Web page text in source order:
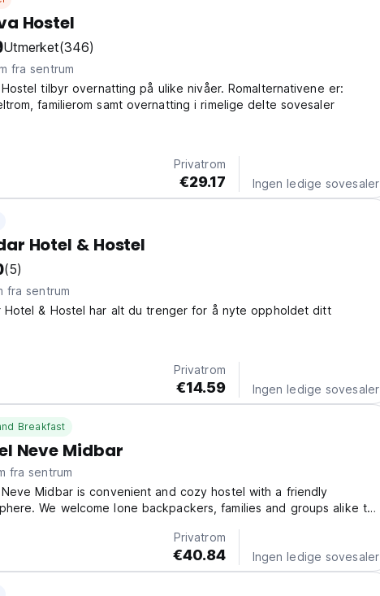
Hostel
Utmerket(346)
fra sentrum
tilbyr overnatting på ulike nivåer. Romalternativene er:
familierom samt overnatting i rimelige delte sovesaler
Privatrom
€29.17 Ingen ledige sovesaler
Hotel & Hostel
(5)
fra sentrum
Hotel & Hostel har alt du trenger for å nyte oppholdet ditt
Privatrom
€14.59 Ingen ledige sovesaler
Breakfast
Neve Midbar
fra sentrum
Midbar is convenient and cozy hostel with a friendly
We welcome lone backpackers, families and groups alike to
for couples, families, small groups or...
Privatrom
€40.84 Ingen ledige sovesaler